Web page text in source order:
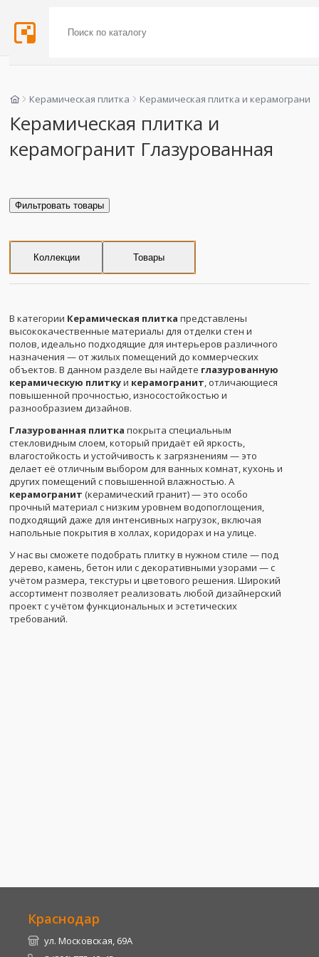
Керамическая плитка Керамическая плитка и керамогранит
Керамическая плитка и
керамогранит Глазурованная
Фильтровать товары
Коллекции Товары
В категории Керамическая плитка представлены
высококачественные материалы для отделки стен и
полов, идеально подходящие для интерьеров различного
назначения — от жилых помещений до коммерческих
объектов. В данном разделе вы найдете глазурованную
керамическую плиткуи керамогранит , отличающиеся
повышенной прочностью, износостойкостью и
разнообразием дизайнов.
Глазурованная плитка покрыта специальным
стекловидным слоем, который придаёт ей яркость,
влагостойкость и устойчивость к загрязнениям — это
делает её отличным выбором для ванных комнат, кухонь и
других помещений с повышенной влажностью. А
керамогранит (керамический гранит) — это особо
прочный материал с низким уровнем водопоглощения,
подходящий даже для интенсивных нагрузок, включая
напольные покрытия в холлах, коридорах и на улице.
У нас вы сможете подобрать плитку в нужном стиле — под
дерево, камень, бетон или с декоративными узорами — с
учётом размера, текстуры и цветового решения. Широкий
ассортимент позволяет реализовать любой дизайнерский
проект с учётом функциональных и эстетических
требований.
Краснодар
ул. Московская, 69А